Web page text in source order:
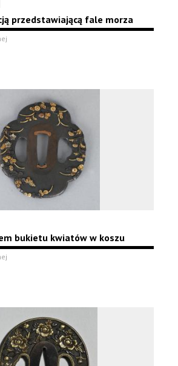
przedstawiającą fale morza
bukietu kwiatów w koszu